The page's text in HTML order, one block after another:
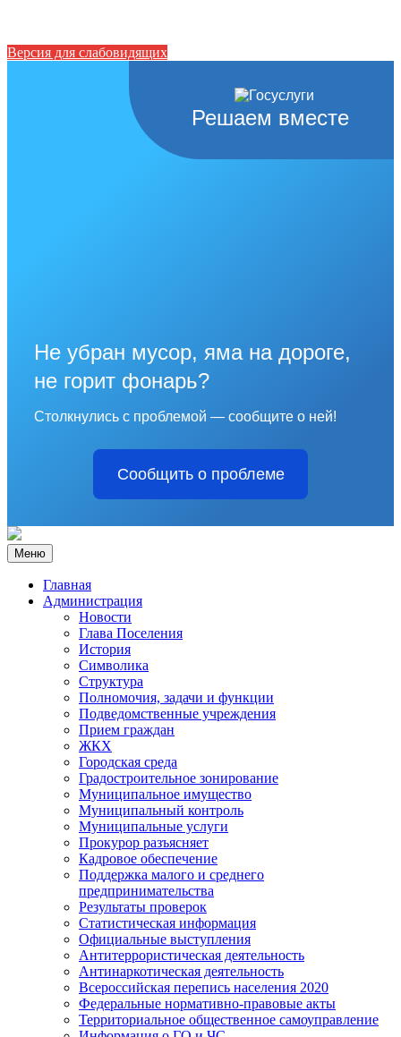
Версия для слабовидящих
Решаем вместе
Не убран мусор, яма на дороге,
не горит фонарь?
Столкнулись с проблемой — сообщите о ней!
Сообщить о проблеме
Меню
Главная
Администрация
Новости
Глава Поселения
История
Символика
Структура
Полномочия, задачи и функции
Подведомственные учреждения
Прием граждан
ЖКХ
Городская среда
Градостроительное зонирование
Муниципальное имущество
Муниципальный контроль
Муниципальные услуги
Прокурор разъясняет
Кадровое обеспечение
Поддержка малого и среднего
предпринимательства
Результаты проверок
Статистическая информация
Официальные выступления
Антитеррористическая деятельность
Антинаркотическая деятельность
Всероссийская перепись населения 2020
Федеральные нормативно-правовые акты
Территориальное общественное самоуправление